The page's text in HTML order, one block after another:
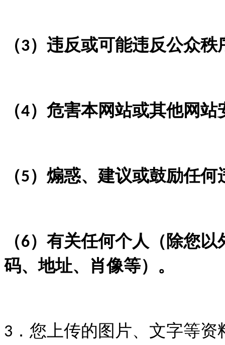
（3）违反或可能违反公众
（4）危害本网站或其他网
（5）煽惑、建议或鼓励任何
（6）有关任何个人（除您
码、地址、肖像等）。
3 ．您上传的图片、文字等